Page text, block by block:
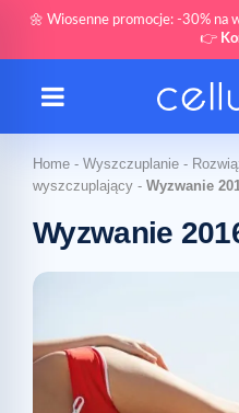
🌼 Wiosenne promocje: -30% na
👉
Home - Wyszczuplanie -
wyszczuplający - Wyzwanie
Wyzwanie